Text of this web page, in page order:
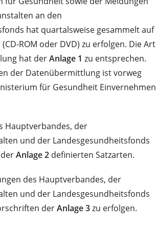
an den
hat quartalsweise gesammelt auf
ROM oder DVD) zu erfolgen. Die Art
hat derAnlage 1 zu entsprechen.
der Datenübermittlung ist vorweg
für Gesundheit Einvernehmen
Hauptverbandes, der
und der Landesgesundheitsfonds
Anlage 2 definierten Satzarten.
des Hauptverbandes, der
und der Landesgesundheitsfonds
derAnlage 3zu erfolgen.